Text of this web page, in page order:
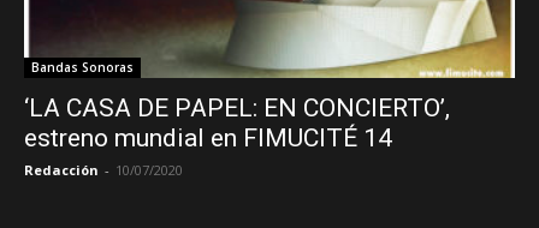
Bandas Sonoras
‘LA CASA DE PAPEL: EN CONCIERTO’,
estreno mundial en FIMUCITÉ 14
Redacción - 10/07/2020